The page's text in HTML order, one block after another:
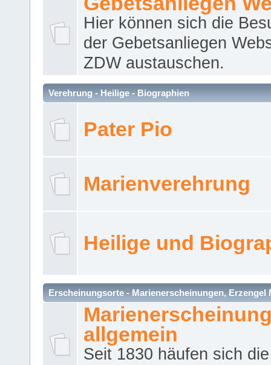
Hier können sich die
der Gebetsanliegen
ZDW austauschen.
Verehrung - Heilige - Biographien
Pater Pio
Marienverehrung
Heilige und
Erscheinungsorte - Marienerscheinungen, Erzengel
allgemein
Seit 1830 häufen sich